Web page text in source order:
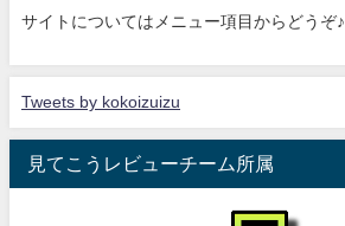
サイトについてはメニュー項目からどうぞ♪
Tweets by kokoizuizu
見てこうレビューチーム所属